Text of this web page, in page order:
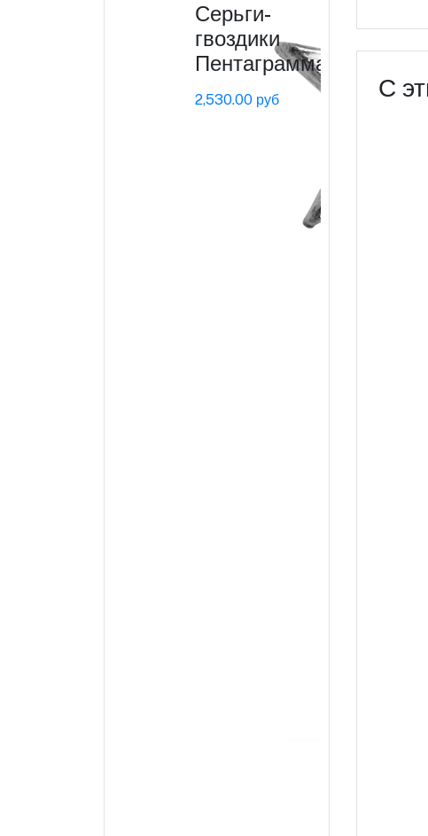
Серьги-
гвоздики
Пентаграмма
2,530.00 руб С